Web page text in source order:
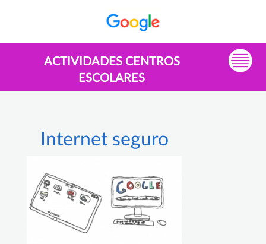
ACTIVIDADES CENTROS
ESCOLARES
Internet seguro